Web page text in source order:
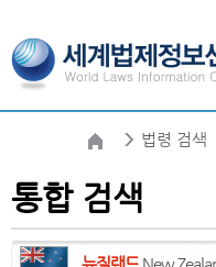
법령 검색
통합 검색
뉴질랜드New